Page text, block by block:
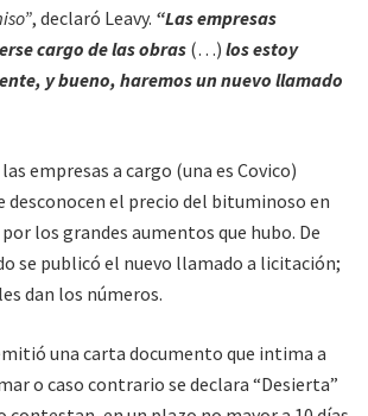
, declaró Leavy. “Las empresas
cargo de las obras (…) los estoy
y bueno, haremos un nuevo llamado
empresas a cargo (una es Covico)
desconocen el precio del bituminoso en
los grandes aumentos que hubo. De
se publicó el nuevo llamado a licitación;
dan los números.
una carta documento que intima a
o caso contrario se declara “Desierta”